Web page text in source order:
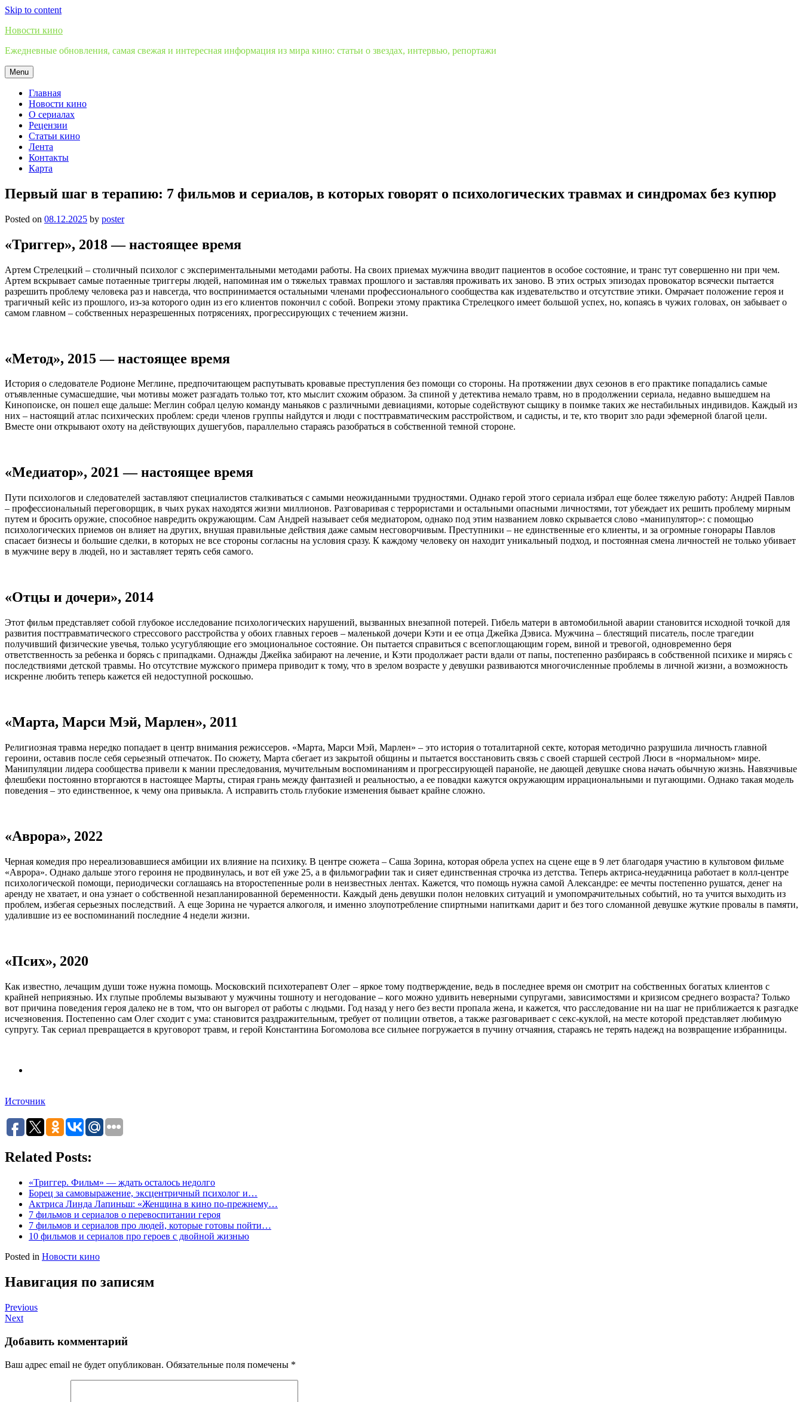
Skip to content
Новости кино
Ежедневные обновления, самая свежая и интересная информация из мира кино: статьи о звездах, интервью, репортажи
Menu
Главная
Новости кино
О сериалах
Рецензии
Статьи кино
Лента
Контакты
Карта
Первый шаг в терапию: 7 фильмов и сериалов, в которых говорят о психологических травмах и синдромах без купюр
Posted on 08.12.2025 by poster
«Триггер», 2018 — настоящее время
Артем Стрелецкий – столичный психолог с экспериментальными методами работы. На своих приемах мужчина вводит пациентов в особое состояние, и транс тут совершенно ни при чем.
Артем вскрывает самые потаенные триггеры людей, напоминая им о тяжелых травмах прошлого и заставляя проживать их заново. В этих острых эпизодах провокатор всячески пытается
разрешить проблему человека раз и навсегда, что воспринимается остальными членами профессионального сообщества как издевательство и отсутствие этики. Омрачает положение героя и
трагичный кейс из прошлого, из-за которого один из его клиентов покончил с собой. Вопреки этому практика Стрелецкого имеет большой успех, но, копаясь в чужих головах, он забывает о
самом главном – собственных неразрешенных потрясениях, прогрессирующих с течением жизни.
«Метод», 2015 — настоящее время
История о следователе Родионе Меглине, предпочитающем распутывать кровавые преступления без помощи со стороны. На протяжении двух сезонов в его практике попадались самые
отъявленные сумасшедшие, чьи мотивы может разгадать только тот, кто мыслит схожим образом. За спиной у детектива немало травм, но в продолжении сериала, недавно вышедшем на
Кинопоиске, он пошел еще дальше: Меглин собрал целую команду маньяков с различными девиациями, которые содействуют сыщику в поимке таких же нестабильных индивидов. Каждый из
них – настоящий атлас психических проблем: среди членов группы найдутся и люди с посттравматическим расстройством, и садисты, и те, кто творит зло ради эфемерной благой цели.
Вместе они открывают охоту на действующих душегубов, параллельно стараясь разобраться в собственной темной стороне.
«Медиатор», 2021 — настоящее время
Пути психологов и следователей заставляют специалистов сталкиваться с самыми неожиданными трудностями. Однако герой этого сериала избрал еще более тяжелую работу: Андрей Павлов
– профессиональный переговорщик, в чьих руках находятся жизни миллионов. Разговаривая с террористами и остальными опасными личностями, тот убеждает их решить проблему мирным
путем и бросить оружие, способное навредить окружающим. Сам Андрей называет себя медиатором, однако под этим названием ловко скрывается слово «манипулятор»: с помощью
психологических приемов он влияет на других, внушая правильные действия даже самым несговорчивым. Преступники – не единственные его клиенты, и за огромные гонорары Павлов
спасает бизнесы и большие сделки, в которых не все стороны согласны на условия сразу. К каждому человеку он находит уникальный подход, и постоянная смена личностей не только убивает
в мужчине веру в людей, но и заставляет терять себя самого.
«Отцы и дочери», 2014
Этот фильм представляет собой глубокое исследование психологических нарушений, вызванных внезапной потерей. Гибель матери в автомобильной аварии становится исходной точкой для
развития посттравматического стрессового расстройства у обоих главных героев – маленькой дочери Кэти и ее отца Джейка Дэвиса. Мужчина – блестящий писатель, после трагедии
получивший физические увечья, только усугубляющие его эмоциональное состояние. Он пытается справиться с всепоглощающим горем, виной и тревогой, одновременно беря
ответственность за ребенка и борясь с припадками. Однажды Джейка забирают на лечение, и Кэти продолжает расти вдали от папы, постепенно разбираясь в собственной психике и мирясь с
последствиями детской травмы. Но отсутствие мужского примера приводит к тому, что в зрелом возрасте у девушки развиваются многочисленные проблемы в личной жизни, а возможность
искренне любить теперь кажется ей недоступной роскошью.
«Марта, Марси Мэй, Марлен», 2011
Религиозная травма нередко попадает в центр внимания режиссеров. «Марта, Марси Мэй, Марлен» – это история о тоталитарной секте, которая методично разрушила личность главной
героини, оставив после себя серьезный отпечаток. По сюжету, Марта сбегает из закрытой общины и пытается восстановить связь с своей старшей сестрой Люси в «нормальном» мире.
Манипуляции лидера сообщества привели к мании преследования, мучительным воспоминаниям и прогрессирующей паранойе, не дающей девушке снова начать обычную жизнь. Навязчивые
флешбеки постоянно вторгаются в настоящее Марты, стирая грань между фантазией и реальностью, а ее повадки кажутся окружающим иррациональными и пугающими. Однако такая модель
поведения – это единственное, к чему она привыкла. А исправить столь глубокие изменения бывает крайне сложно.
«Аврора», 2022
Черная комедия про нереализовавшиеся амбиции их влияние на психику. В центре сюжета – Саша Зорина, которая обрела успех на сцене еще в 9 лет благодаря участию в культовом фильме
«Аврора». Однако дальше этого героиня не продвинулась, и вот ей уже 25, а в фильмографии так и сияет единственная строчка из детства. Теперь актриса-неудачница работает в колл-центре
психологической помощи, периодически соглашаясь на второстепенные роли в неизвестных лентах. Кажется, что помощь нужна самой Александре: ее мечты постепенно рушатся, денег на
аренду не хватает, и она узнает о собственной незапланированной беременности. Каждый день девушки полон неловких ситуаций и умопомрачительных событий, но та учится выходить из
проблем, избегая серьезных последствий. А еще Зорина не чурается алкоголя, и именно злоупотребление спиртными напитками дарит и без того сломанной девушке жуткие провалы в памяти,
удалившие из ее воспоминаний последние 4 недели жизни.
«Псих», 2020
Как известно, лечащим души тоже нужна помощь. Московский психотерапевт Олег – яркое тому подтверждение, ведь в последнее время он смотрит на собственных богатых клиентов с
крайней неприязнью. Их глупые проблемы вызывают у мужчины тошноту и негодование – кого можно удивить неверными супругами, зависимостями и кризисом среднего возраста? Только
вот причина поведения героя далеко не в том, что он выгорел от работы с людьми. Год назад у него без вести пропала жена, и кажется, что расследование ни на шаг не приближается к разгадке
исчезновения. Постепенно сам Олег сходит с ума: становится раздражительным, требует от полиции ответов, а также разговаривает с секс-куклой, на месте которой представляет любимую
супругу. Так сериал превращается в круговорот травм, и герой Константина Богомолова все сильнее погружается в пучину отчаяния, стараясь не терять надежд на возвращение избранницы.
Источник
Related Posts:
«Триггер. Фильм» — ждать осталось недолго
Борец за самовыражение, эксцентричный психолог и…
Актриса Линда Лапиньш: «Женщина в кино по-прежнему…
7 фильмов и сериалов о перевоспитании героя
7 фильмов и сериалов про людей, которые готовы пойти…
10 фильмов и сериалов про героев с двойной жизнью
Posted in Новости кино
Навигация по записям
Previous
Next
Добавить комментарий
Ваш адрес email не будет опубликован. Обязательные поля помечены *